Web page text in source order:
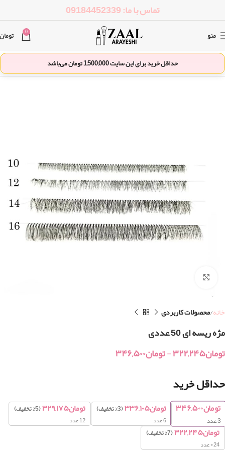
تماس با ما: 09184452339
منو 0 تومان
حداقل خرید برای این سایت1,500,000تومان می‌باشد
خانه محصولات کاربردی
مژه ریسه ای 50 عددی
تومان۳۲۲,۲۴۵-تومان۳۴۶,۵۰۰
حداقل خرید
تومان۳۴۶,۵۰۰
3عدد
تومان۳۳۶,۱۰۵(3% تخفیف)
6 عدد
تومان۳۲۹,۱۷۵(5% تخفیف)
12 عدد
تومان۳۲۲,۲۴۵(7% تخفیف)
24+ عدد